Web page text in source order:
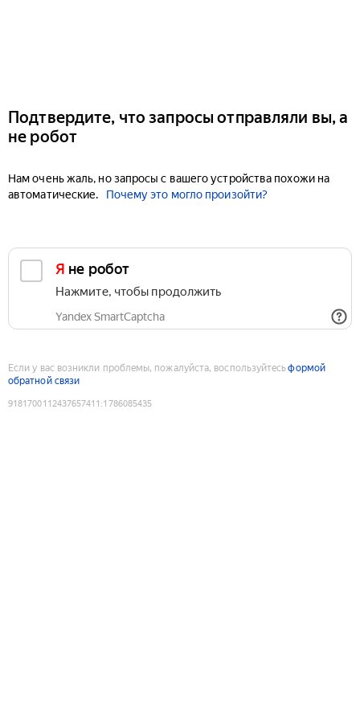
Подтвердите, что запросы отправляли вы, а
не робот
Нам очень жаль, но запросы с вашего устройства похожи на
автоматические.
Почему это могло произойти?
Я не робот
Нажмите, чтобы продолжить
Yandex SmartCaptcha
Если у вас возникли проблемы, пожалуйста, воспользуйтесьформой
обратной связи
9181700112437657411 :1786085435